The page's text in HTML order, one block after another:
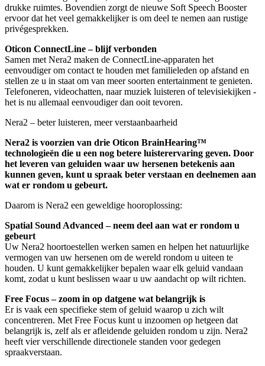
drukke ruimtes. Bovendien zorgt de nieuwe Soft Speech Booster
ervoor dat het veel gemakkelijker is om deel te nemen aan rustige
privégesprekken.
Oticon ConnectLine – blijf verbonden
Samen met Nera2 maken de ConnectLine-apparaten het
eenvoudiger om contact te houden met familieleden op afstand en
stellen ze u in staat om van meer soorten entertainment te genieten.
Telefoneren, videochatten, naar muziek luisteren of televisiekijken -
het is nu allemaal eenvoudiger dan ooit tevoren.
Nera2 – beter luisteren, meer verstaanbaarheid
Nera2 is voorzien van drie Oticon BrainHearing™
technologieën die u een nog betere luisterervaring geven. Door
het leveren van geluiden waar uw hersenen betekenis aan
kunnen geven, kunt u spraak beter verstaan en deelnemen aan
wat er rondom u gebeurt.
Daarom is Nera2 een geweldige hooroplossing:
Spatial Sound Advanced – neem deel aan wat er rondom u
gebeurt
Uw Nera2 hoortoestellen werken samen en helpen het natuurlijke
vermogen van uw hersenen om de wereld rondom u uiteen te
houden. U kunt gemakkelijker bepalen waar elk geluid vandaan
komt, zodat u kunt beslissen waar u uw aandacht op wilt richten.
Free Focus – zoom in op datgene wat belangrijk is
Er is vaak een specifieke stem of geluid waarop u zich wilt
concentreren. Met Free Focus kunt u inzoomen op hetgeen dat
belangrijk is, zelf als er afleidende geluiden rondom u zijn. Nera2
heeft vier verschillende directionele standen voor gedegen
spraakverstaan.